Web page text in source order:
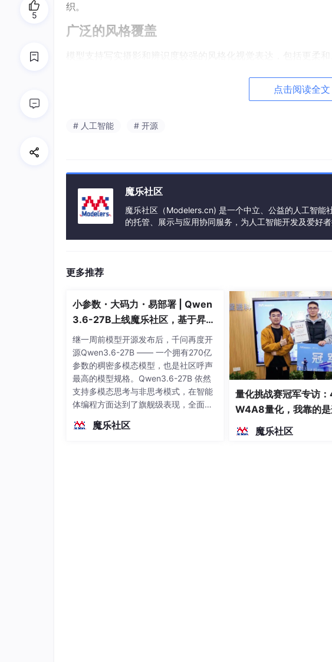
织。
广泛的风格覆盖
模型支持写实摄影和辨识度较强的风格化视觉表达，包括更柔
适配的门槛。
在多个公开的国际基准上对 ERNIE-Image 进行评估，结果表
于领先位置，展现出其在通用图像生成、双语理解、复杂指令
渲染能力上，ERNIE-Image 取得了开源模型的 SOTA 效果，
点击阅读全文
# 人工智能 # 开源
魔乐社区
魔乐社区（Modelers.cn) 是一个中立、公益的人工智能
的托管、展示与应用协同服务，为人工智能开发及爱好
更多推荐
小参数・大码力・易部署 | Qwen
3.6-27B上线魔乐社区，基于昇腾
的部署教程来了
继一周前模型开源发布后，千问再度开
源Qwen3.6-27B —— 一个拥有270亿
参数的稠密多模态模型，也是社区呼声
最高的模型规格。Qwen3.6-27B 依然
支持多模态思考与非思考模式，在智能
体编程方面达到了旗舰级表现，全面超
（总参数397B / 激活参数17B的MoE模
魔乐社区
量化挑战赛冠军专访
W4A8量化，我靠的
魔乐社区
5